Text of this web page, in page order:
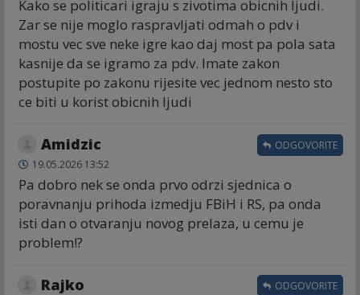
Kako se politicari igraju s zivotima obicnih ljudi.
Zar se nije moglo raspravljati odmah o pdv i
mostu vec sve neke igre kao daj most pa pola sata
kasnije da se igramo za pdv. Imate zakon
postupite po zakonu rijesite vec jednom nesto sto
ce biti u korist obicnih ljudi
Amidzic
19.05.2026 13:52
Pa dobro nek se onda prvo odrzi sjednica o
poravnanju prihoda izmedju FBiH i RS, pa onda
isti dan o otvaranju novog prelaza, u cemu je
problem!?
ODGOVORITE
Rajko ODGOVORITE